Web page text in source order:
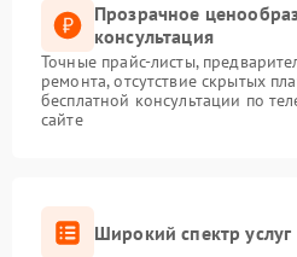
Прозрачное
консультация
Точные прайс-листы,
ремонта, отсутствие скрытых
бесплатной консультации по
сайте
Широкий спектр услуг